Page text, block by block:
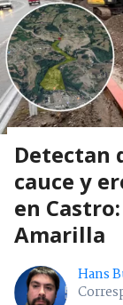
Detectan
cauce y
en
Amarilla
Hans